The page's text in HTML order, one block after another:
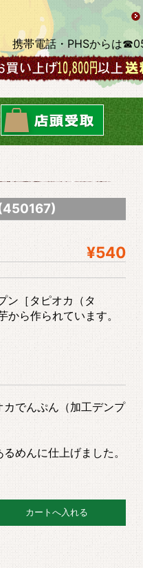
携帯電話・PHSからは
¥540
ン［タピオカ（タ
ら作られています。
でんぷん（加工デンプ
めんに仕上げました。